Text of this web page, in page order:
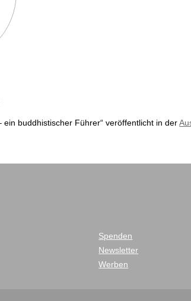
ein buddhistischer Führer“ veröffentlicht in der
Spenden
Newsletter
Werben